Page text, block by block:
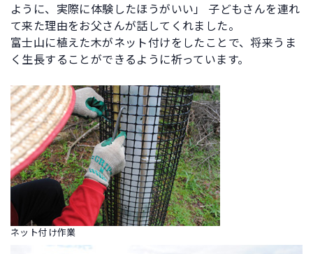
ように、実際に体験したほうがいい」 子どもさんを連れ
て来た理由をお父さんが話してくれました。
富士山に植えた木がネット付けをしたことで、将来うま
く生長することができるように祈っています。
ネット付け作業